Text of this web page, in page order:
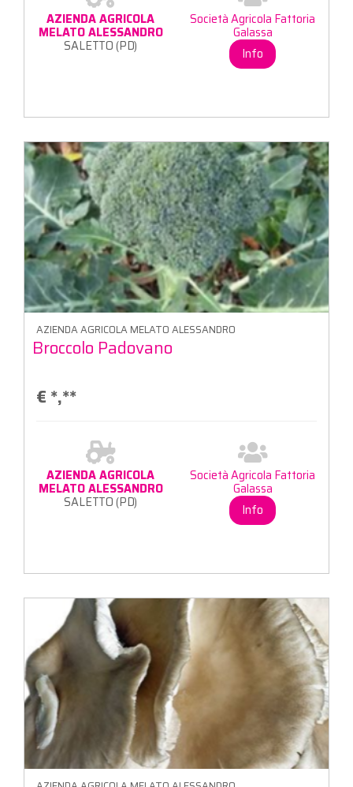
AZIENDA AGRICOLA
MELATO ALESSANDRO
SALETTO (PD)
Società Agricola Fattoria
Galassa
Info
AZIENDA AGRICOLA MELATO ALESSANDRO
Broccolo Padovano
€ *,**
AZIENDA AGRICOLA
MELATO ALESSANDRO
SALETTO (PD)
Società Agricola Fattoria
Galassa
Info